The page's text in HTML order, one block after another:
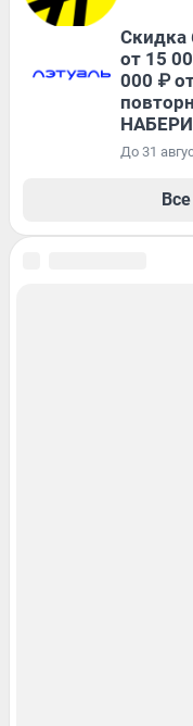
Скидка
от 15
000 ₽
НАБЕРИ
До 31